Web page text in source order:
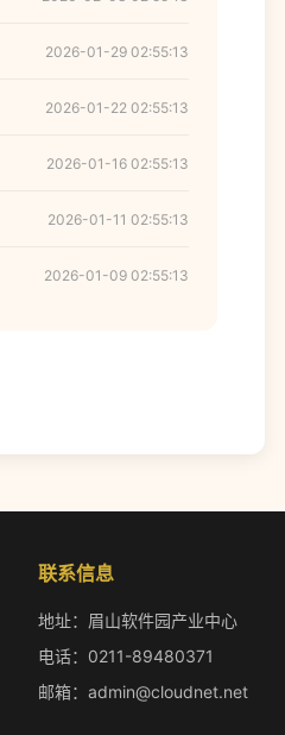
2026-01-29 02:55:13
2026-01-22 02:55:13
2026-01-16 02:55:13
2026-01-11 02:55:13
2026-01-09 02:55:13
联系信息
地址：眉山软件园产业中心
电话：0211-89480371
邮箱：admin@cloudnet.net